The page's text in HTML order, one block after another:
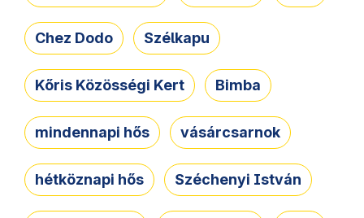
Chez Dodo Szélkapu
Kőris Közösségi Kert Bimba
mindennapi hős vásárcsarnok
hétköznapi hős Széchenyi István